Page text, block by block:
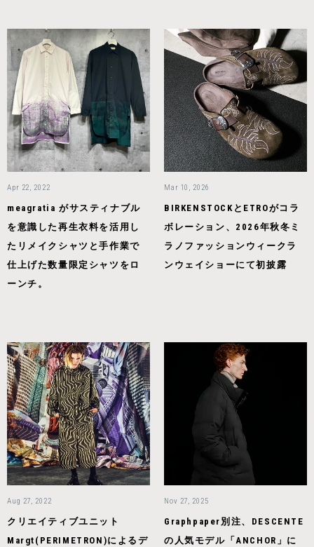
Apr 22, 2022
meagratia がサスティナブル
を意識した再生衣料を活用し
たリメイクシャツと手作業で
仕上げた数量限定シャツをロ
ーンチ。
Mar 10, 2026
BIRKENSTOCKとETROがコラ
ボレーション、2026年秋冬ミ
ラノファッションウィークラ
ンウェイショーにて初披露
Aug 27, 2022
クリエイティブユニット
Margt(PERIMETRON)によるデ
Nov 27, 2025
Graphpaper別注、DESCENTE
の人気モデル「ANCHOR」に